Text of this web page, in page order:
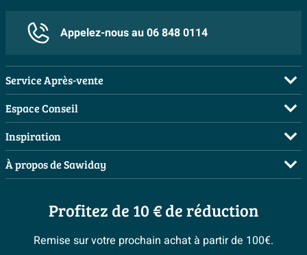
Appelez-nous au 06 848 0114
Service Après-vente
FAQ
Commander
Payer
Livraison / retrait
Garantie & réclamations
Politique d’avis
Espace Conseil
Visite sur rendez-vous
Demandez votre devis
Planificateur 3D
Les bons tuyaux
Espace bricolage
Inspiration
Salles de bains complètes
Inspiration toilettes
Moodboards
Magazine
À propos de Sawiday
Qui est Sawiday ?
Postes vacants
Profitez de 10 € de réduction
Remise sur votre prochain achat à partir de 100€.